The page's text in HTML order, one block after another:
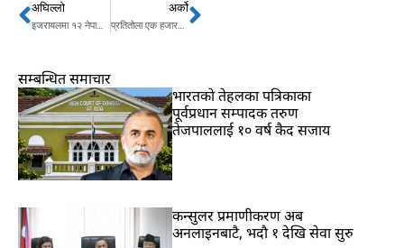
Prev
अघिल्लो
इजरायलमा १२ नेपाली सम्पर्कविहीन, सरकार के गर्दैछ ?
अर्को
प्रतितोला एक हजारले महँगियो सुन , कतिमा हुँदैछ किनबेच ? Next
सम्बन्धित समाचार
भारतकाे तेहलका पत्रिकाका
पूर्वप्रधान सम्पादक तरुण
तेजपाललाई १० वर्ष कैद सजाय
कन्सुलर प्रमाणीकरण अब
अनलाइनबाटै, भदौ १ देखि सेवा सुरु